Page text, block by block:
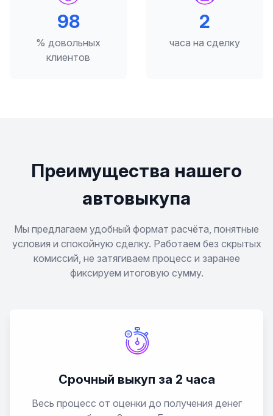
98
% довольных
клиентов
2
часа на сделку
Преимущества нашего
автовыкупа
Мы предлагаем удобный формат расчёта, понятные
условия и спокойную сделку. Работаем без скрытых
комиссий, не затягиваем процесс и заранее
фиксируем итоговую сумму.
Срочный выкуп за 2 часа
Весь процесс от оценки до получения денег